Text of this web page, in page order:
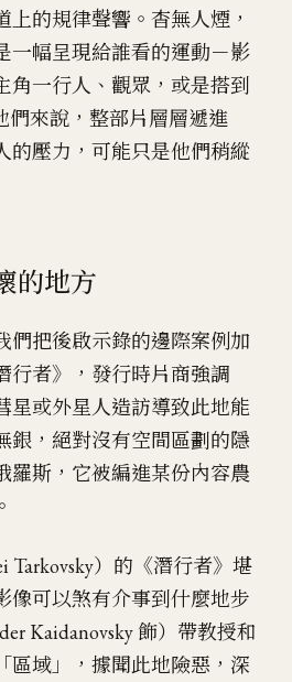
上的規律聲響。杳無人煙，
一幅呈現給誰看的運動－影
角一行人、觀眾，或是搭到
來說，整部片層層遞進
的壓力，可能只是他們稍縱
的地方
們把後啟示錄的邊際案例加
行者》，發行時片商強調
星或外星人造訪導致此地能
銀，絕對沒有空間區劃的隱
羅斯，它被編進某份內容農
Tarkovsky）的《潛行者》堪
像可以煞有介事到什麼地步
Kaidanovsky 飾）帶教授和
區域」，據聞此地險惡，深